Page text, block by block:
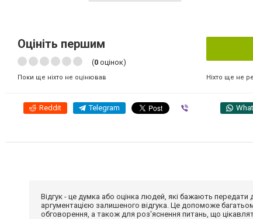
Оцініть першим
(0 оцінок)
Поки ще ніхто не оцінював Ніхто ще не
Reddit Telegram
Відгук - це думка або оцінка людей, які бажають
аргументацією залишеного відгука. Це допоможе
обговорення, а також для роз'яснення питань, що